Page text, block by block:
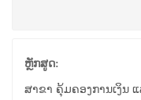
ຫຼັກສູດ:
ສາຂາ ຄຸ້ມຄອງການເງິນ